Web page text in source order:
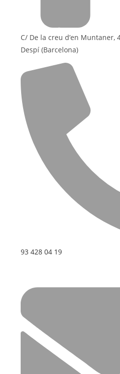
C/ De la creu d’en Muntaner,
Despí (Barcelona)
93 428 04 19